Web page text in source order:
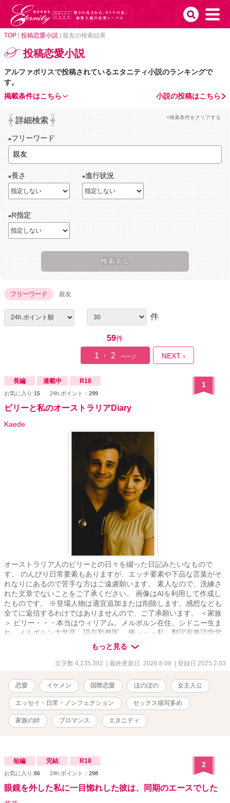
TOP 投稿恋愛小説 親友の検索結果
投稿恋愛小説
アルファポリスで投稿されているエタニティ小説のランキングで
す。
小説の投稿はこちら
掲載条件はこちら
詳細検索 ×検索条件をクリアする
フリーワード
長さ 進行状況
R指定
フリーワード 親友
件
59件
1 / 2 ページ NEXT ›
長編 連載中 R18
お気に入り:15 24h.ポイント： 299
1
ビリーと私のオーストラリアDiary
Kaede
オーストラリア人のビリーとの日々を綴った日記みたいなもので
す。 のんびり日常要素もありますが、エッチ要素や下品な言葉がそ
れなりにあるので苦手な方はご遠慮願います。 素人なので、洗練さ
れた文章でないことをご了承ください。 画像はAIを利用して作成し
たものです。 ※登場人物は適宜追加または削除します。感想なども
全てに返信するわけではありませんので、ご了承願います。 ＜家族
＞ ビリー・・・本当はウィリアム。メルボルン在住、シドニー生ま
れ。メルボルン大学卒、現在勤務医。 楓・・・私。翻訳家兼語学学
校の事務員。ビリーの家族とか知り合いは「カエ」って呼ぶ。 グウ
ェン・・・ビリーのお母さん。ブティック経営者。 メーガン・・・
ビリーの妹。教師。サーフィン大好き。ブリスベン在住。 ノエ
空エンジニア。 父と母・・・名前は「ジュン」と「ミカ」。横浜に
住んでいる。 ザンダー・・・ビリーの甥。 メイ・・・私とビリーの
娘。 ＜病院関係者＞ フレッド・・・コリンの後輩の整形外科医。私
のお友達。 コリン・・・整形外科医。私のお友達。 アダム・・・ビ
リーの同僚で大学時代からの大親友。今では私の親友みたいな人。
デニー・・・産婦人科医。テッドと交際しているお姉さんがいる。
ド・・・ビリーの上司。美しいバラ庭園を持っている。 ジェ
イ・・・ビリーの後輩。息子はマーティン。 フィン・・・ビリーと
ネイトの秘書。不整脈持ち。 ＜その他＞ ライル・・・翻訳エージェ
ントで仲の良いお友達。その後同僚になる。 クラリッサ・・・ライ
もっと見る
文字数 4,235,382 | 最終更新日 2026.8.08 | 登録日 2025.2.03
恋愛 イケメン 国際恋愛 ほのぼの 女主人公
エッセイ・日常・ノンフェクション セックス描写多め
家族の絆 ブロマンス エタニティ
短編 完結 R18
お気に入り:86 24h.ポイント： 298
2
眼鏡を外した私に一目惚れした彼は、同期のエースでした